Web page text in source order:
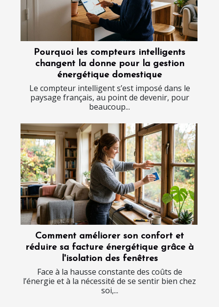
Pourquoi les compteurs intelligents
changent la donne pour la gestion
énergétique domestique
Le compteur intelligent s’est imposé dans le
paysage français, au point de devenir, pour
beaucoup...
Comment améliorer son confort et
réduire sa facture énergétique grâce à
l'isolation des fenêtres
Face à la hausse constante des coûts de
l’énergie et à la nécessité de se sentir bien chez
soi,...